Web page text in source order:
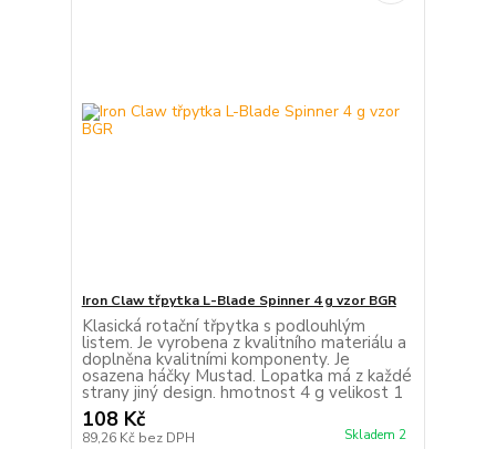
Iron Claw třpytka L-Blade Spinner 4 g vzor BGR
Klasická rotační třpytka s podlouhlým
listem. Je vyrobena z kvalitního materiálu a
doplněna kvalitními komponenty. Je
osazena háčky Mustad. Lopatka má z každé
strany jiný design. hmotnost 4 g velikost 1
108 Kč
89,26 Kč bez DPH Skladem 2